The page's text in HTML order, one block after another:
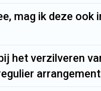
mag ik deze ook
het verzilveren